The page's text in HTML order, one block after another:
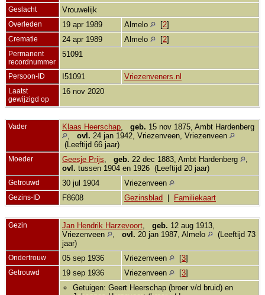
Geslacht Vrouwelijk
Overleden 19 apr 1989 Almelo [2]
Crematie 24 apr 1989 Almelo [2]
Permanent
recordnummer
51091
Persoon-ID I51091 Vriezenveners.nl
Laatst
gewijzigd op
16 nov 2020
Vader Klaas Heerschap geb. 15 nov 1875, Ambt Hardenberg
ovl. 24 jan 1942, Vriezenveen, Vriezenveen
(Leeftijd 66 jaar)
Moeder Geesje Prijs geb. 22 dec 1883, Ambt Hardenberg
ovl. tussen 1904 en 1926 (Leeftijd 20 jaar)
Getrouwd 30 jul 1904 Vriezenveen
Gezins-ID F8608 Gezinsblad Familiekaart
Gezin Jan Hendrik Harzevoort geb. 12 aug 1913,
Vriezenveen
ovl. 20 jan 1987, Almelo
(Leeftijd 73
jaar)
Ondertrouw 05 sep 1936 Vriezenveen [3]
Getrouwd 19 sep 1936 Vriezenveen [3]
Getuigen: Geert Heerschap (broer v/d bruid) en